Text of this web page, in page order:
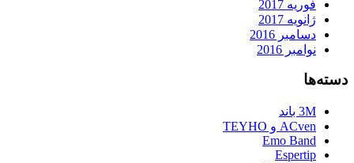
فوریه 2017
ژانویه 2017
دسامبر 2016
نوامبر 2016
دسته‌ها
3M باند
ACven و TEYHO
Emo Band
Espertip